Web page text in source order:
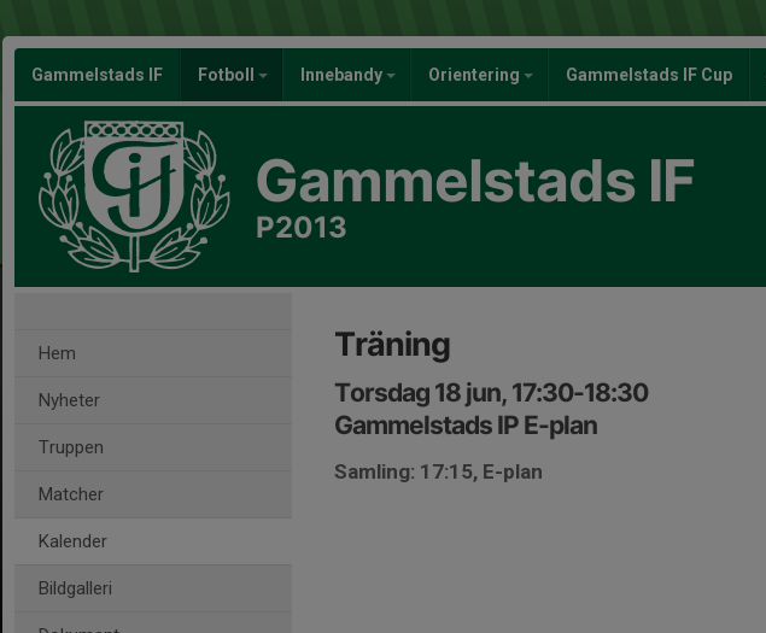
Gammelstads IF Fotboll Innebandy Orientering Gammelstads IF Cup
Gammelstads IF
P2013
Hem
Nyheter
Truppen
Matcher
Kalender
Bildgalleri
Träning
Torsdag 18 jun, 17:30-18:30
Gammelstads IP E-plan
Samling: 17:15, E-plan